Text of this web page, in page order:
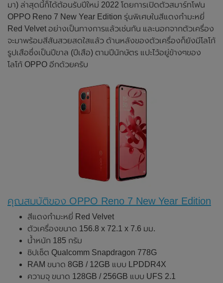
มา) ล่าสุดนี้ก็ได้ต้อนรับปีใหม่ 2022 โดยการเปิดตัวสมาร์ทโฟน
OPPO Reno 7 New Year Edition รุ่นพิเศษในสีแดงกำมะหยี่
Red Velvet อย่างเป็นทางการแล้วเช่นกัน และนอกจากตัวเครื่อง
จะมาพร้อมสีสันสวยสดใสแล้ว ด้านหลังของตัวเครื่องก็ยังมีโลโก้
รูปเสือซึ่งเป็นปีขาล (ปีเสือ) ตามปีนักษัตร แปะไว้อยู่ข้างๆของ
โลโก้ OPPO อีกด้วยครับ
คุณสมบัติของ OPPO Reno 7 New Year Edition
สีแดงกำมะหยี่ Red Velvet
ตัวเครื่องขนาด 156.8 x 72.1 x 7.6 มม.
น้ำหนัก 185 กรัม
ชิปเซ็ต Qualcomm Snapdragon 778G
RAM ขนาด 8GB / 12GB แบบ LPDDR4X
ความจุ ขนาด 128GB / 256GB แบบ UFS 2.1